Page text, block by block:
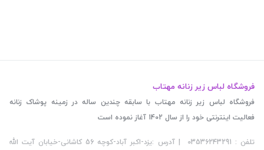
فروشگاه لباس زیر زنانه مهتاب
فروشگاه لباس زیر زنانه مهتاب با سابقه چندین ساله در زمینه پوشاک زنانه
فعالیت اینترنتی خود را از سال 1402 آغاز نموده است
تلفن : 03536243291 | آدرس :یزد-اکبر آباد-کوچه 56 کاشانی-خیابان آیت الله